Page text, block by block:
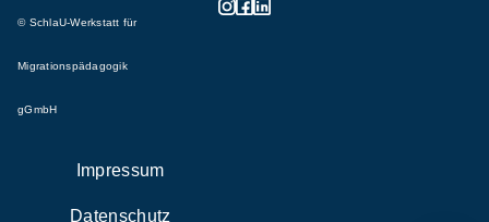
© SchlaU-Werkstatt für
Migrationspädagogik
gGmbH
Impressum
Datenschutz